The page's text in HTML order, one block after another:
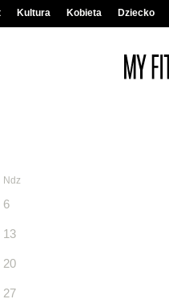
Kultura Kobieta Dziecko
Ndz
6
13
20
27